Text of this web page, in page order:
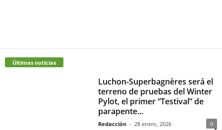
Últimas noticias
Luchon-Superbagnères será el
terreno de pruebas del Winter
Pylot, el primer “Testival” de
parapente...
Redacción - 28 enero, 2026 0